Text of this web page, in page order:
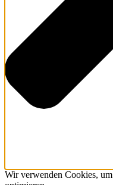
Wir verwenden Cookies,